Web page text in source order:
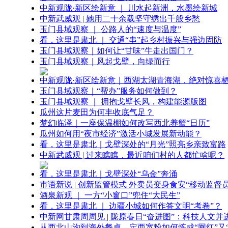
中新观陇·新区绘新意 ｜ 川水起新洲，水墨绘新城
中新武威观 | 她用二十余载坚守绣出千般乡愁
玉门县域观察 ｜ 公路人的“速度与温度”
看，这里是肃北 ｜ 交通“串”起乡村振兴与强边固防
玉门县域观察｜如何让“甘味”牛走出国门？
玉门县域观察｜风起戈壁，向绿而行
中新观陇·新区绘新意｜西湖太湖青海湖，绝对惊喜
玉门县域观察｜“帮办”服务如何做到？
玉门县域观察 ｜ 拥抱戈壁长风，构建能源版图
瓜州这片麦田为何丰收底气足？
梦幻临泽｜一座保温棚如何改写西北养蟹“日历”
瓜州如何用“夜市经济”激活小城发展新动能？
看，这里是肃北｜戈壁深处的“月光”照亮乡亲致富路
中新武威观 | 过来瞧瞧，最近咱们村的人都忙啥呢？
看，这里是肃北｜戈壁深处“乌金”奔涌
市语新说 | 创新监管模式 外卖员变身食安“移动监督
酒泉新观 ｜ 一方“小窗口”兜住“大民生”
看，这里是肃北 ｜ 边疆小城如何作答文明“考卷”？
中新网甘肃周周见 | 陇原春日“奋进图”：科技人文并